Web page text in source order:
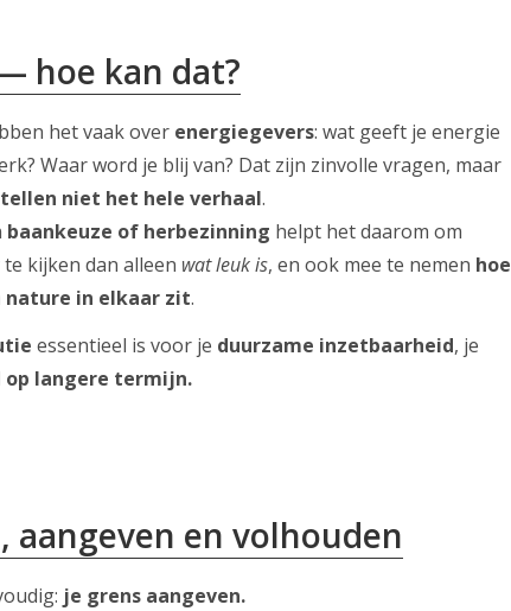
hoe kan dat?
het vaak over energiegevers: wat geeft je energie
Waar word je blij van? Dat zijn zinvolle vragen, maar
niet het hele verhaal.
baankeuze of herbezinning helpt het daarom om
kijken dan alleen wat leuk is, en ook mee te nemen hoe
nature in elkaar zit.
essentieel is voor je duurzame inzetbaarheid, je
op langere termijn.
aangeven en volhouden
je grens aangeven.